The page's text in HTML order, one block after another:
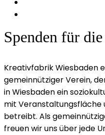
Spenden für
Kreativfabrik Wiesbaden
gemeinnütziger Verein,
in Wiesbaden ein
mit Veranstaltungsfläche
betreibt. Als
freuen wir uns über jede